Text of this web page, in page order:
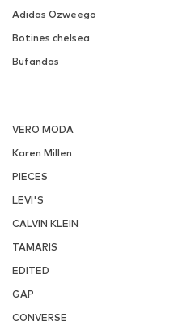
Adidas Ozweego
Botines chelsea
Bufandas
VERO MODA
Karen Millen
PIECES
LEVI'S
CALVIN KLEIN
TAMARIS
EDITED
GAP
CONVERSE